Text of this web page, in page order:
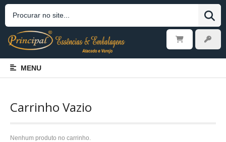
MENU
Carrinho Vazio
Nenhum produto no carrinho.